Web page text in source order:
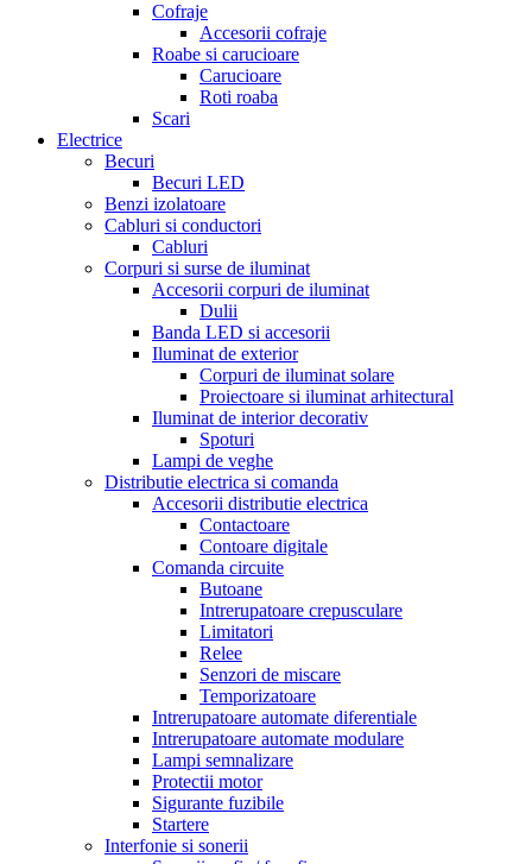
Cofraje
Accesorii cofraje
Roabe si carucioare
Carucioare
Roti roaba
Scari
Electrice
Becuri
Becuri LED
Benzi izolatoare
Cabluri si conductori
Cabluri
Corpuri si surse de iluminat
Accesorii corpuri de iluminat
Dulii
Banda LED si accesorii
Iluminat de exterior
Corpuri de iluminat solare
Proiectoare si iluminat arhitectural
Iluminat de interior decorativ
Spoturi
Lampi de veghe
Distributie electrica si comanda
Accesorii distributie electrica
Contactoare
Contoare digitale
Comanda circuite
Butoane
Intrerupatoare crepusculare
Limitatori
Relee
Senzori de miscare
Temporizatoare
Intrerupatoare automate diferentiale
Intrerupatoare automate modulare
Lampi semnalizare
Protectii motor
Sigurante fuzibile
Startere
Interfonie si sonerii